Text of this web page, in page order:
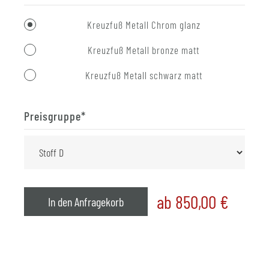
Kreuzfuß Metall Chrom glanz
Kreuzfuß Metall bronze matt
Kreuzfuß Metall schwarz matt
Preisgruppe*
In den Anfragekorb ab 850,00 €